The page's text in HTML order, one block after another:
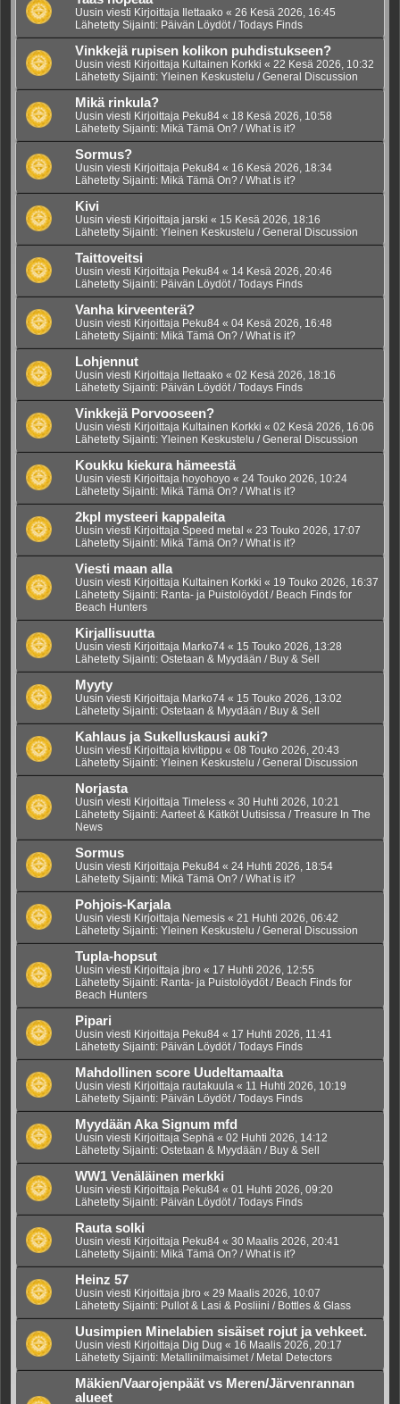
Uusin viesti Kirjoittaja Ilettaako « 26 Kesä 2026, 16:45
Lähetetty Sijainti: Päivän Löydöt / Todays Finds
Vinkkejä rupisen kolikon puhdistukseen?
Uusin viesti Kirjoittaja Kultainen Korkki « 22 Kesä 2026, 10:32
Lähetetty Sijainti: Yleinen Keskustelu / General Discussion
Mikä rinkula?
Uusin viesti Kirjoittaja Peku84 « 18 Kesä 2026, 10:58
Lähetetty Sijainti: Mikä Tämä On? / What is it?
Sormus?
Uusin viesti Kirjoittaja Peku84 « 16 Kesä 2026, 18:34
Lähetetty Sijainti: Mikä Tämä On? / What is it?
Kivi
Uusin viesti Kirjoittaja jarski « 15 Kesä 2026, 18:16
Lähetetty Sijainti: Yleinen Keskustelu / General Discussion
Taittoveitsi
Uusin viesti Kirjoittaja Peku84 « 14 Kesä 2026, 20:46
Lähetetty Sijainti: Päivän Löydöt / Todays Finds
Vanha kirveenterä?
Uusin viesti Kirjoittaja Peku84 « 04 Kesä 2026, 16:48
Lähetetty Sijainti: Mikä Tämä On? / What is it?
Lohjennut
Uusin viesti Kirjoittaja Ilettaako « 02 Kesä 2026, 18:16
Lähetetty Sijainti: Päivän Löydöt / Todays Finds
Vinkkejä Porvooseen?
Uusin viesti Kirjoittaja Kultainen Korkki « 02 Kesä 2026, 16:06
Lähetetty Sijainti: Yleinen Keskustelu / General Discussion
Koukku kiekura hämeestä
Uusin viesti Kirjoittaja hoyohoyo « 24 Touko 2026, 10:24
Lähetetty Sijainti: Mikä Tämä On? / What is it?
2kpl mysteeri kappaleita
Uusin viesti Kirjoittaja Speed metal « 23 Touko 2026, 17:07
Lähetetty Sijainti: Mikä Tämä On? / What is it?
Viesti maan alla
Uusin viesti Kirjoittaja Kultainen Korkki « 19 Touko 2026, 16:37
Lähetetty Sijainti: Ranta- ja Puistolöydöt / Beach Finds for
Beach Hunters
Kirjallisuutta
Uusin viesti Kirjoittaja Marko74 « 15 Touko 2026, 13:28
Lähetetty Sijainti: Ostetaan & Myydään / Buy & Sell
Myyty
Uusin viesti Kirjoittaja Marko74 « 15 Touko 2026, 13:02
Lähetetty Sijainti: Ostetaan & Myydään / Buy & Sell
Kahlaus ja Sukelluskausi auki?
Uusin viesti Kirjoittaja kivitippu « 08 Touko 2026, 20:43
Lähetetty Sijainti: Yleinen Keskustelu / General Discussion
Norjasta
Uusin viesti Kirjoittaja Timeless « 30 Huhti 2026, 10:21
Lähetetty Sijainti: Aarteet & Kätköt Uutisissa / Treasure In The
News
Sormus
Uusin viesti Kirjoittaja Peku84 « 24 Huhti 2026, 18:54
Lähetetty Sijainti: Mikä Tämä On? / What is it?
Pohjois-Karjala
Uusin viesti Kirjoittaja Nemesis « 21 Huhti 2026, 06:42
Lähetetty Sijainti: Yleinen Keskustelu / General Discussion
Tupla-hopsut
Uusin viesti Kirjoittaja jbro « 17 Huhti 2026, 12:55
Lähetetty Sijainti: Ranta- ja Puistolöydöt / Beach Finds for
Beach Hunters
Pipari
Uusin viesti Kirjoittaja Peku84 « 17 Huhti 2026, 11:41
Lähetetty Sijainti: Päivän Löydöt / Todays Finds
Mahdollinen score Uudeltamaalta
Uusin viesti Kirjoittaja rautakuula « 11 Huhti 2026, 10:19
Lähetetty Sijainti: Päivän Löydöt / Todays Finds
Myydään Aka Signum mfd
Uusin viesti Kirjoittaja Sephä « 02 Huhti 2026, 14:12
Lähetetty Sijainti: Ostetaan & Myydään / Buy & Sell
WW1 Venäläinen merkki
Uusin viesti Kirjoittaja Peku84 « 01 Huhti 2026, 09:20
Lähetetty Sijainti: Päivän Löydöt / Todays Finds
Rauta solki
Uusin viesti Kirjoittaja Peku84 « 30 Maalis 2026, 20:41
Lähetetty Sijainti: Mikä Tämä On? / What is it?
Heinz 57
Uusin viesti Kirjoittaja jbro « 29 Maalis 2026, 10:07
Lähetetty Sijainti: Pullot & Lasi & Posliini / Bottles & Glass
Uusimpien Minelabien sisäiset rojut ja vehkeet.
Uusin viesti Kirjoittaja Dig Dug « 16 Maalis 2026, 20:17
Lähetetty Sijainti: Metallinilmaisimet / Metal Detectors
Mäkien/Vaarojenpäät vs Meren/Järvenrannan
alueet